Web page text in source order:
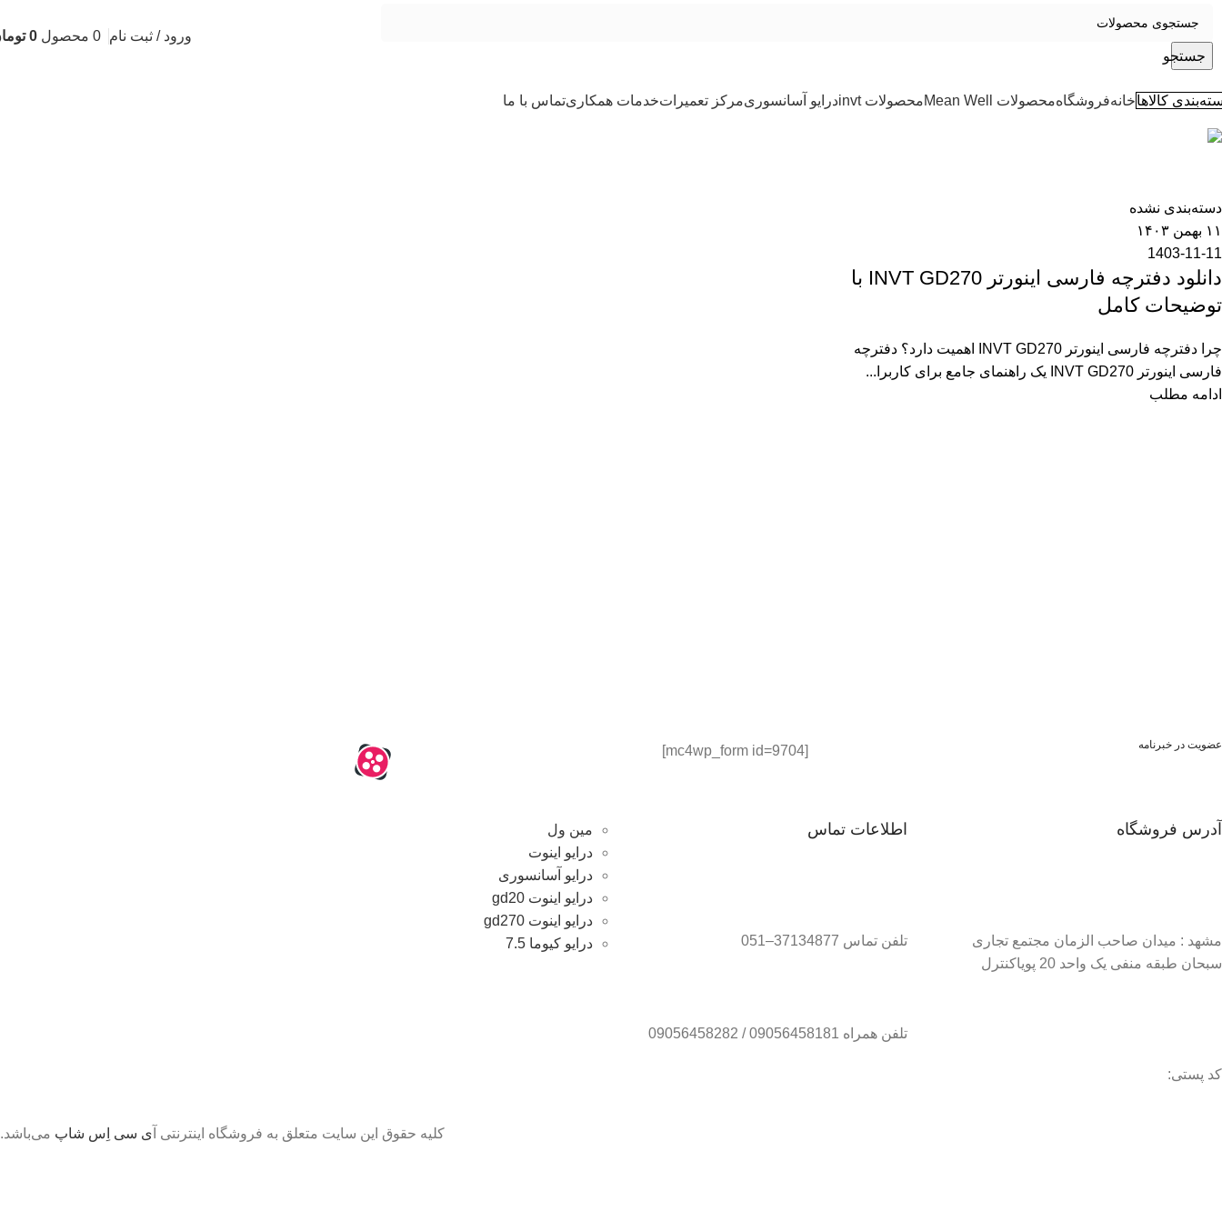
جستجو
ورود / ثبت نام 0 محصول 0
کالاهاخانهفروشگاهمحصولات Mean Well محصولات invt درایو آسانسوریمرکز تعمیراتخدمات همکاریتماس با ما
دسته‌بندی نشده
۱۱ بهمن ۱۴۰۳
1403-11-11
دانلود دفترچه فارسی اینورتر INVT GD270 با
توضیحات کامل
چرا دفترچه فارسی اینورتر INVT GD270 اهمیت دارد؟ دفترچه
فارسی اینورتر INVT GD270 یک راهنمای جامع برای کاربرا...
ادامه مطلب
عضویت در خبرنامه [mc4wp_form id=9704]
آدرس فروشگاه
مشهد : میدان صاحب الزمان مجتمع تجاری
سبحان طبقه منفی یک واحد 20 پویاکنترل
کد پستی:
اطلاعات تماس
تلفن تماس 37134877–051
تلفن همراه 09056458181 / 09056458282
مین ول
درایو اینوت
درایو آسانسوری
درایو اینوت gd20
درایو اینوت gd270
درایو کیوما 7.5
کلیه حقوق این سایت متعلق به فروشگاه اینترنتی آ ی سی اِس شاپ می‌باشد.